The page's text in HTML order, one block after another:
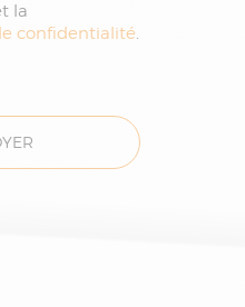
la
confidentialité.